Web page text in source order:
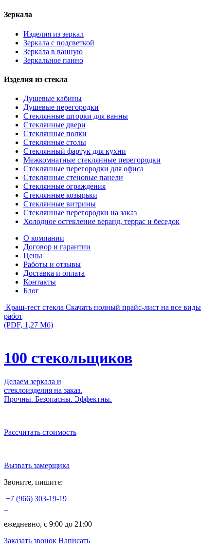
Зеркала
Изделия из зеркал
Зеркала с подсветкой
Зеркала в ванную
Зеркальное панно
Изделия из стекла
Душевые кабины
Душевые перегородки
Стеклянные шторки для ванны
Стеклянные двери
Стеклянные полки
Стеклянные столы
Стеклянный фартук для кухни
Межкомнатные стеклянные перегородки
Стеклянные перегородки для офиса
Стеклянные стеновые панели
Стеклянные ограждения
Стеклянные козырьки
Стеклянные витрины
Стеклянные перегородки на заказ
Холодное остекление веранд, террас и беседок
О компании
Договор и гарантии
Цены
Работы и отзывы
Доставка и оплата
Контакты
Блог
Краш-тест стекла Скачать полный прайс-лист на все виды
работ
(PDF, 1,27 Мб)
100 стекольщиков
Делаем зеркала и
стеклоизделия на заказ.
Прочны. Безопасны. Эффектны.
Рассчитать стоимость
Вызвать замерщика
Звоните, пишите:
+7 (966) 303-19-19
ежедневно, с 9:00 до 21:00
Заказать звонок Написать